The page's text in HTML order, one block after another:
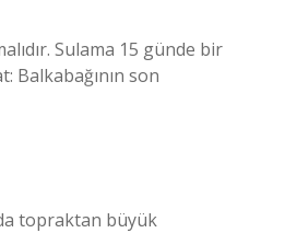
Sulama 15 günde bir
Balkabağının son
topraktan büyük